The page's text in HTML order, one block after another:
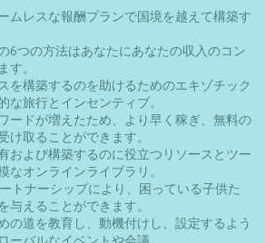
ムレスな報酬プランで国境を越えて構築す
6つの方法はあなたにあなたの収入のコン
す。
を構築するのを助けるためのエキゾチック
な旅行とインセンティブ。
ードが増えたため、より早く稼ぎ、無料の
け取ることができます。
および構築するのに役立つリソースとツー
なオンラインライブラリ。
トナーシップにより、困っている子供た
与えることができます。
の道を教育し、動機付けし、設定するよう
ーバルなイベントや会議。